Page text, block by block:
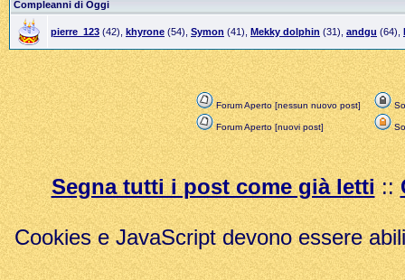
Compleanni di Oggi
pierre_123 (42), khyrone (54), Symon (41), Mekky dolphin (31), andgu (64),
Forum Aperto [nessun nuovo post]
Forum Aperto [nuovi post]
Segna tutti i post come già letti::
Cookies e JavaScript devono essere